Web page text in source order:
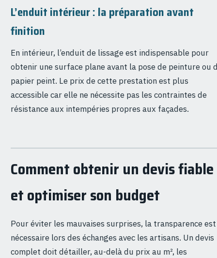
L’enduit intérieur : la préparation avant
finition
En intérieur, l’enduit de lissage est indispensable pour
obtenir une surface plane avant la pose de peinture ou
papier peint. Le prix de cette prestation est plus
accessible car elle ne nécessite pas les contraintes de
résistance aux intempéries propres aux façades.
Comment obtenir un devis fiable
et optimiser son budget
Pour éviter les mauvaises surprises, la transparence est
nécessaire lors des échanges avec les artisans. Un devis
complet doit détailler, au-delà du prix au m², les